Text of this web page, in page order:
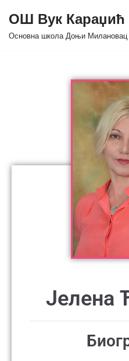
Skip
ОШ Вук Караџић
Основна школа Доњи Милановац
Јелена